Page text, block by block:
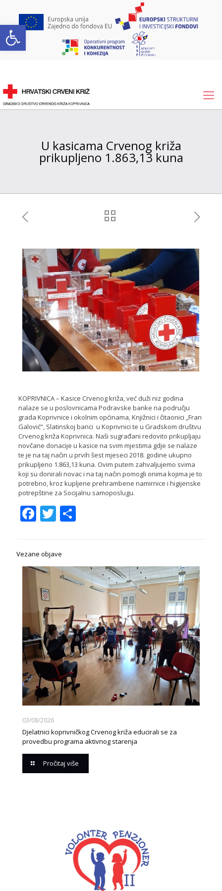
Open toolbar
U kasicama Crvenog križa
prikupljeno 1.863,13 kuna
KOPRIVNICA – Kasice Crvenog križa, već duži niz godina
nalaze se u poslovnicama Podravske banke na području
grada Koprivnice i okolnim općinama, Knjižnici i čitaonici „Fran
Galović“, Slatinskoj banci u Koprivnici te u Gradskom društvu
Crvenog križa Koprivnica. Naši sugrađani redovito prikupljaju
novčane donacije u kasice na svim mjestima gdje se nalaze
te je na taj način u prvih šest mjeseci 2018. godine ukupno
prikupljeno 1.863,13 kuna. Ovim putem zahvaljujemo svima
koji su donirali novac i na taj način pomogli onima kojima je to
potrebno, kroz kupljene prehrambene namirnice i higijenske
potrepštine za Socijalnu samoposlugu.
Facebook
Twitter
Share
Vezane objave
03/08/2026
Djelatnici koprivničkog Crvenog križa educirali se za
provedbu programa aktivnog starenja
Pročitaj više